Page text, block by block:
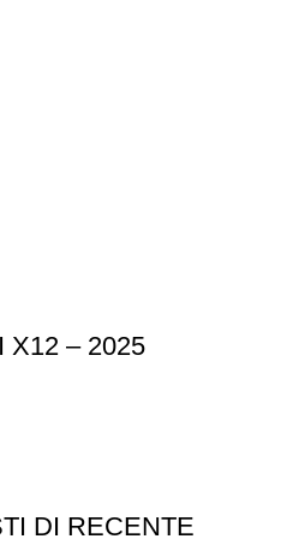
X12 – 2025
DI RECENTE